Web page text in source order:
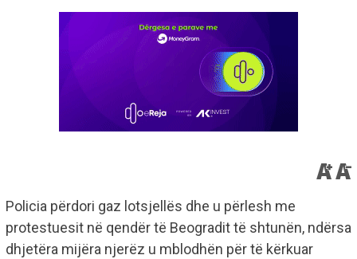
Policia përdori gaz lotsjellës dhe u përlesh me
protestuesit në qendër të Beogradit të shtunën, ndërsa
dhjetëra mijëra njerëz u mblodhën për të kërkuar